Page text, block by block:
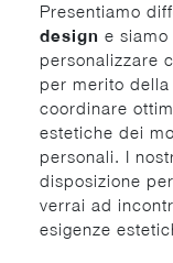
Presentiamo
design e
personalizzare
per merito
coordinare
estetiche dei
personali. I
disposizione
verrai ad
esigenze